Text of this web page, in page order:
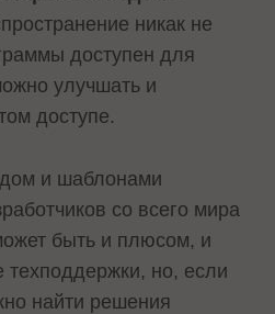
никак не
доступен для
улучшать и
доступе.
и шаблонами
со всего мира
быть и плюсом, и
техподдержки, но, если
найти решения